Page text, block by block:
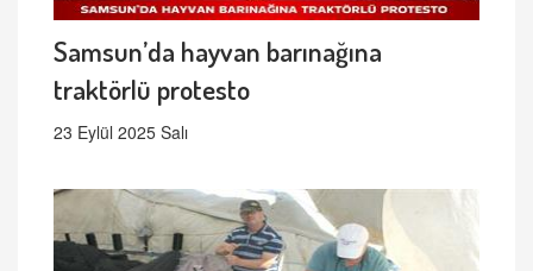
Samsun’da hayvan barınağına
traktörlü protesto
23 Eylül 2025 Salı